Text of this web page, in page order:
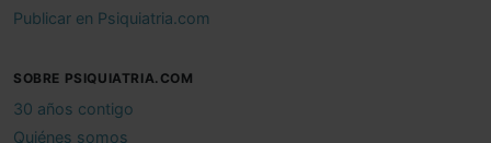
Publicar en Psiquiatria.com
SOBRE PSIQUIATRIA.COM
30 años contigo
Quiénes somos